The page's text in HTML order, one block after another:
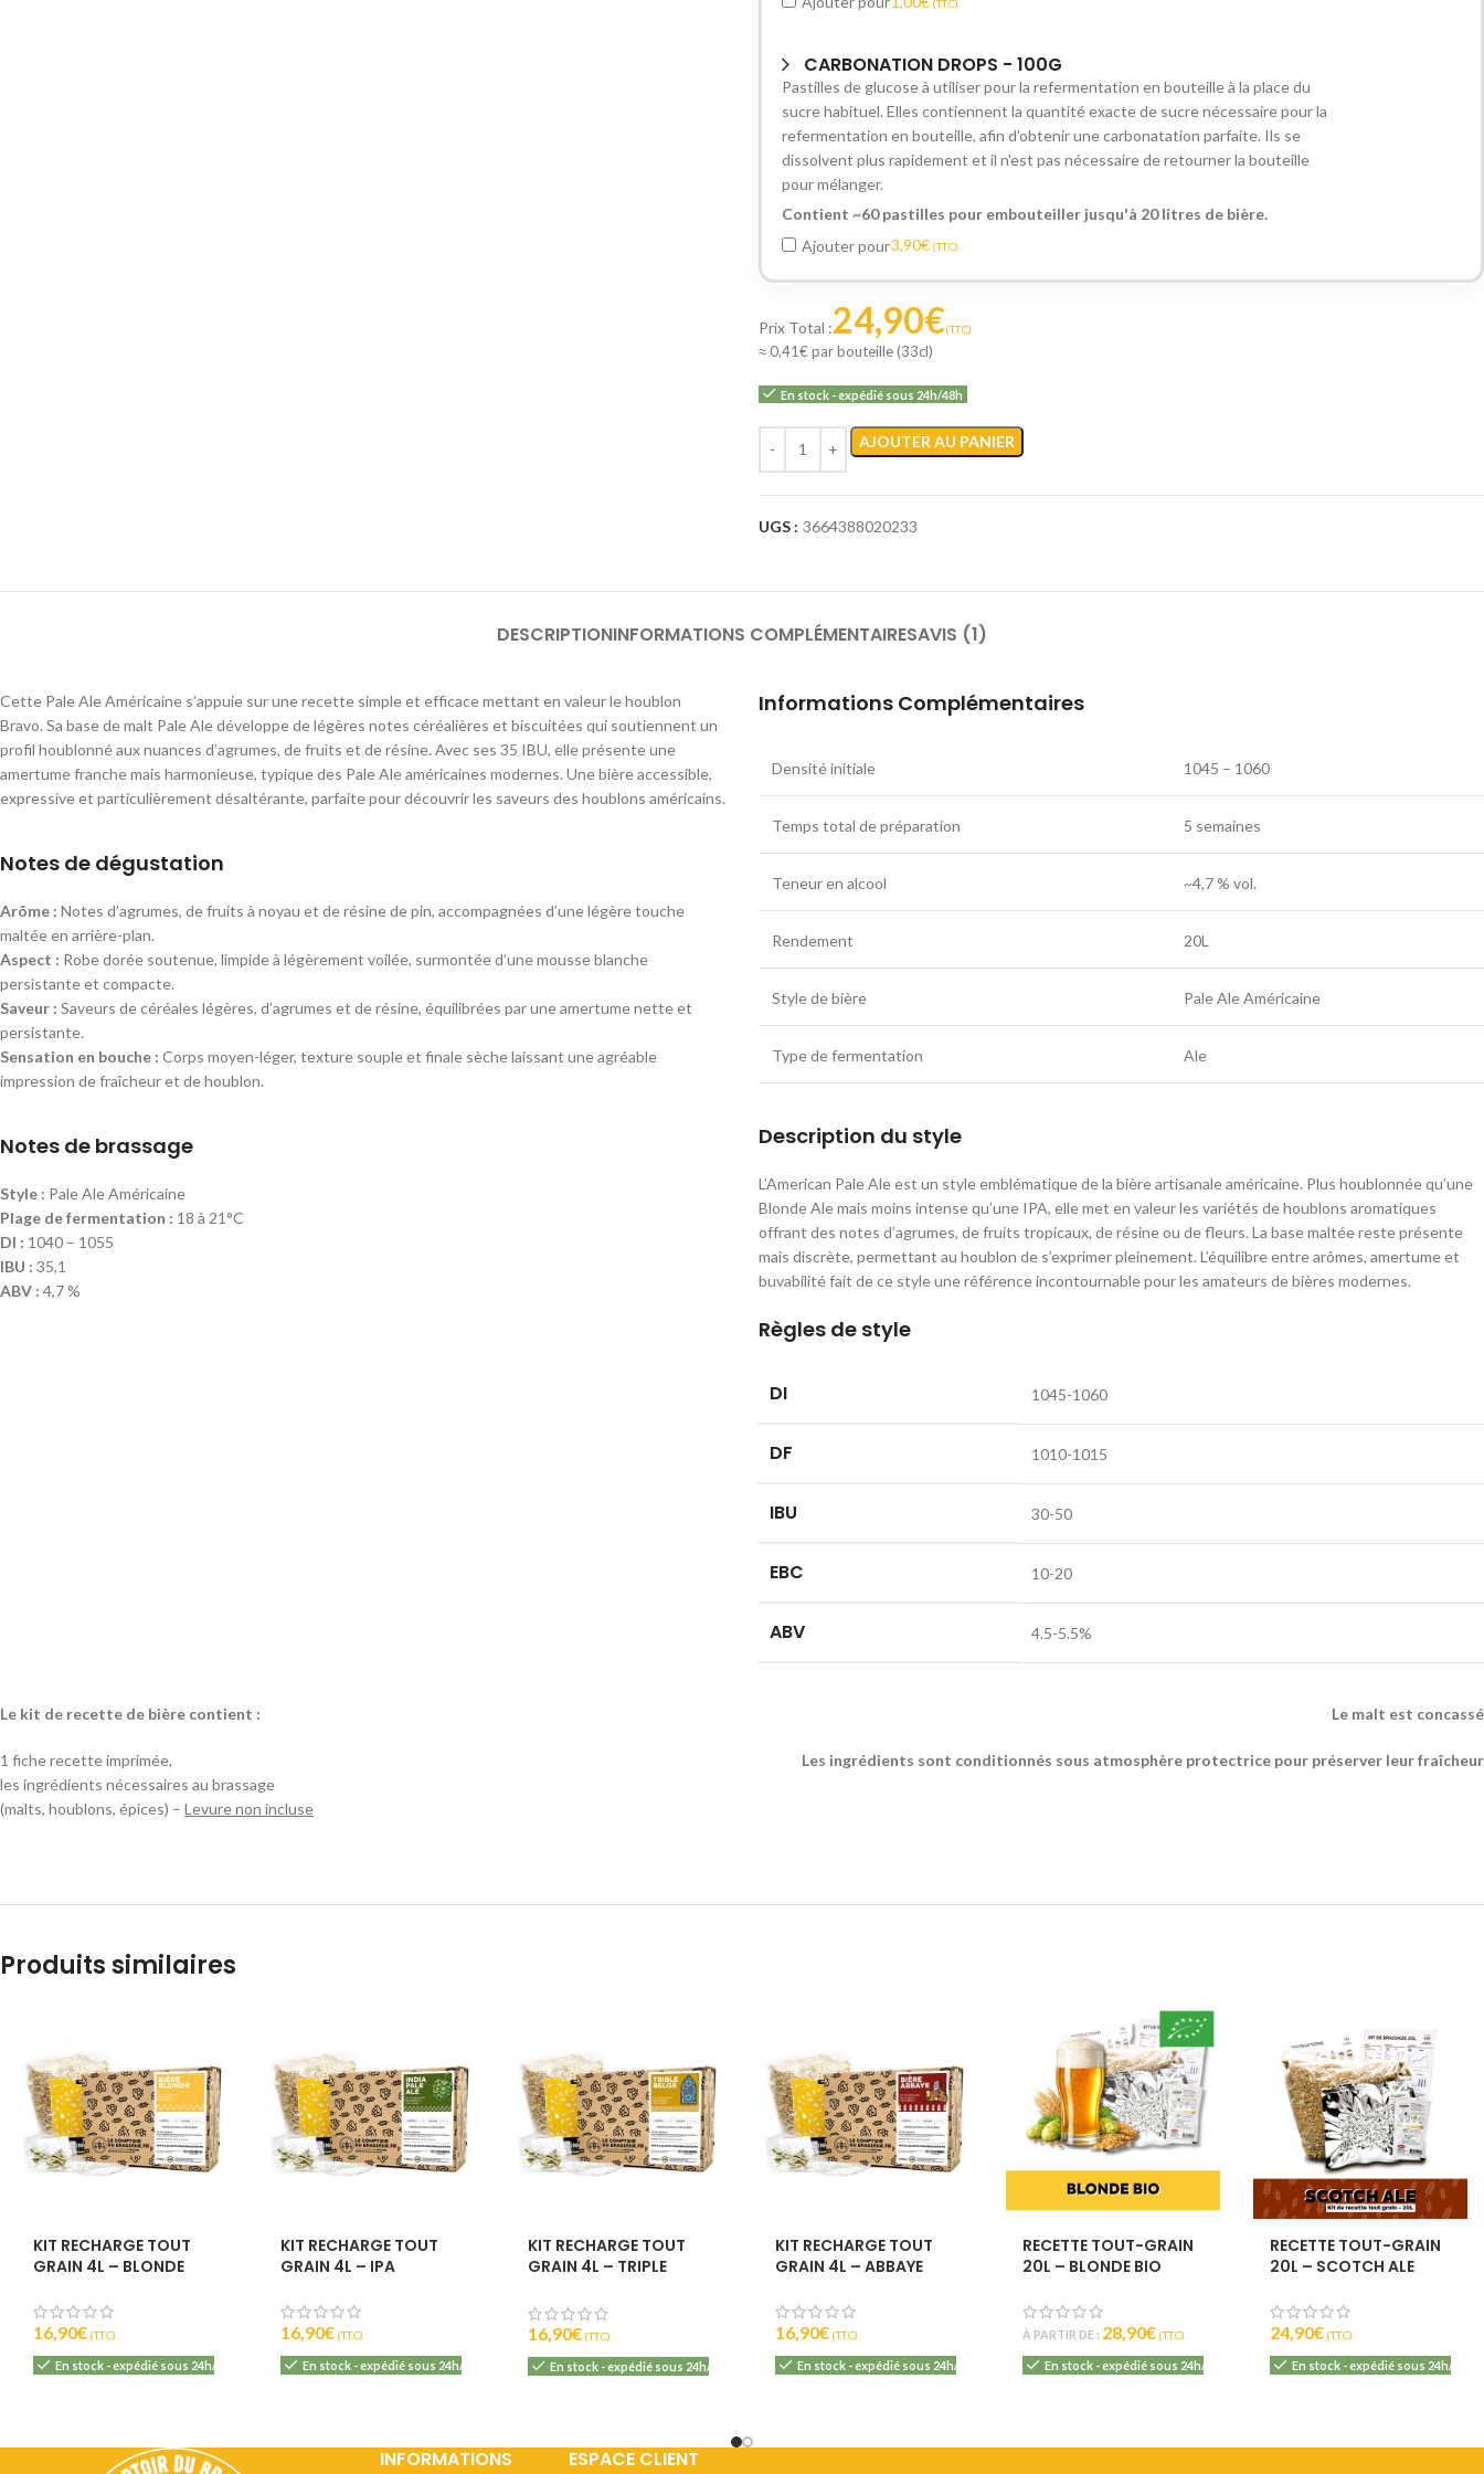
DF :1010 - 1016
EBC :8
(T.T.C).
CARBONATION DROPS - 100G
Pastilles de glucose à utiliser pour la refermentation en bouteille à la place du
sucre habituel. Elles contiennent la quantité exacte de sucre nécessaire pour la
refermentation en bouteille, afin d'obtenir une carbonatation parfaite. Ils se
dissolvent plus rapidement et il n'est pas nécessaire de retourner la bouteille
pour mélanger.
Contient ~60 pastilles pour embouteiller jusqu'à 20 litres de bière.
Ajouter pour3,90€(T.T.C).
24,90€
≈ 0,41€ par bouteille (33cl)
En stock - expédié sous 24h/48h
AJOUTER AU PANIER
UGS : 3664388020233
DESCRIPTIONINFORMATIONS COMPLÉMENTAIRESAVIS (1)
Cette Pale Ale Américaine s’appuie sur une recette simple et efficace mettant en valeur le houblon
Bravo. Sa base de malt Pale Ale développe de légères notes céréalières et biscuitées qui soutiennent un
profil houblonné aux nuances d’agrumes, de fruits et de résine. Avec ses 35 IBU, elle présente une
amertume franche mais harmonieuse, typique des Pale Ale américaines modernes. Une bière accessible,
expressive et particulièrement désaltérante, parfaite pour découvrir les saveurs des houblons américains.
Notes de dégustation
Arôme : Notes d’agrumes, de fruits à noyau et de résine de pin, accompagnées d’une légère touche
maltée en arrière-plan.
Aspect : Robe dorée soutenue, limpide à légèrement voilée, surmontée d’une mousse blanche
persistante et compacte.
Saveur : Saveurs de céréales légères, d’agrumes et de résine, équilibrées par une amertume nette et
persistante.
Sensation en bouche : Corps moyen-léger, texture souple et finale sèche laissant une agréable
impression de fraîcheur et de houblon.
Notes de brassage
Style : Pale Ale Américaine
Plage de fermentation : 18 à 21°C
DI : 1040 – 1055
IBU : 35,1
ABV : 4,7 %
Informations Complémentaires
Densité initiale 1045 – 1060
Temps total de préparation 5 semaines
Teneur en alcool ~4,7 % vol.
Rendement 20L
Style de bière Pale Ale Américaine
Type de fermentation Ale
Description du style
L’American Pale Ale est un style emblématique de la bière artisanale américaine. Plus houblonnée qu’une
Blonde Ale mais moins intense qu’une IPA, elle met en valeur les variétés de houblons aromatiques
offrant des notes d’agrumes, de fruits tropicaux, de résine ou de fleurs. La base maltée reste présente
mais discrète, permettant au houblon de s’exprimer pleinement. L’équilibre entre arômes, amertume et
buvabilité fait de ce style une référence incontournable pour les amateurs de bières modernes.
Règles de style
DI 1045-1060
DF 1010-1015
IBU 30-50
EBC 10-20
ABV 4.5-5.5%
Le kit de recette de bière contient :
1 fiche recette imprimée,
les ingrédients nécessaires au brassage
(malts, houblons, épices) – Levure non incluse
Le malt est concassé
Les ingrédients sont conditionnés sous atmosphère protectrice pour préserver leur fraîcheur
Produits similaires
KIT RECHARGE TOUT
GRAIN 4L – BLONDE
16,90€ (T.T.C).
En stock - expédié sous 24h/48h
KIT RECHARGE TOUT
GRAIN 4L – IPA
16,90€ (T.T.C).
En stock - expédié sous 24h/48h
KIT RECHARGE TOUT
GRAIN 4L – TRIPLE
16,90€ (T.T.C).
En stock - expédié sous 24h/48h
KIT RECHARGE TOUT
GRAIN 4L – ABBAYE
16,90€ (T.T.C).
En stock - expédié sous 24h/48h
RECETTE TOUT-GRAIN
20L – BLONDE BIO
À PARTIR DE : 28,90€ (T.T.C).
En stock - expédié sous 24h/48h
RECETTE TOUT-GRAIN
20L – SCOTCH ALE
24,90€ (T.T.C).
En stock - expédié sous 24h/48h
INFORMATIONS ESPACE CLIENT